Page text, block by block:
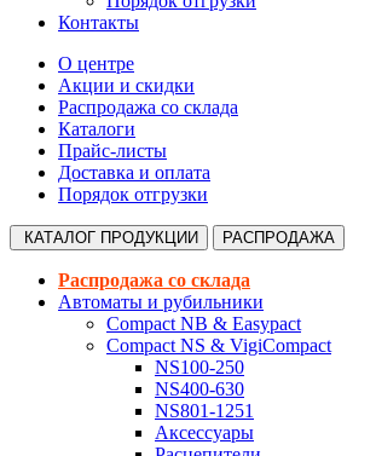
Контакты
О центре
Акции и скидки
Распродажа со склада
Каталоги
Прайс-листы
Доставка и оплата
Порядок отгрузки
КАТАЛОГ ПРОДУКЦИИ РАСПРОДАЖА
Распродажа со склада
Автоматы и рубильники
Compact NB & Easypact
Compact NS & VigiCompact
NS100-250
NS400-630
NS801-1251
Аксессуары